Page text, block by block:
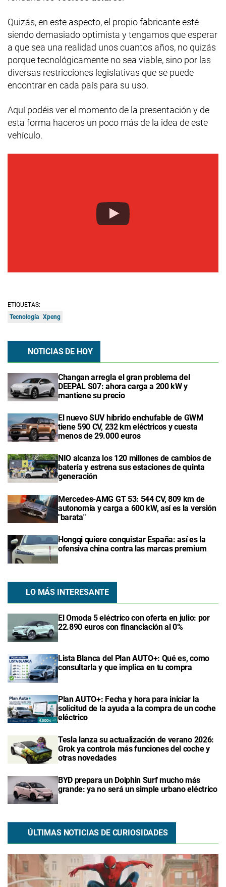
Quizás, en este aspecto, el propio fabricante esté
siendo demasiado optimista y tengamos que esperar
a que sea una realidad unos cuantos años, no quizás
porque tecnológicamente no sea viable, sino por las
diversas restricciones legislativas que se puede
encontrar en cada país para su uso.
Aquí podéis ver el momento de la presentación y de
esta forma haceros un poco más de la idea de este
vehículo.
ETIQUETAS:
Tecnología Xpeng
NOTICIAS DE HOY
Changan arregla el gran problema del
DEEPAL S07: ahora carga a 200 kW y
mantiene su precio
El nuevo SUV híbrido enchufable de GWM
tiene 590 CV, 232 km eléctricos y cuesta
menos de 29.000 euros
NIO alcanza los 120 millones de cambios de
batería y estrena sus estaciones de quinta
generación
Mercedes-AMG GT 53: 544 CV, 809 km de
autonomía y carga a 600 kW, así es la versión
"barata"
Hongqi quiere conquistar España: así es la
ofensiva china contra las marcas premium
LO MÁS INTERESANTE
El Omoda 5 eléctrico con oferta en julio: por
22.890 euros con financiación al 0%
Lista Blanca del Plan AUTO+: Qué es, como
consultarla y que implica en tu compra
Plan AUTO+: Fecha y hora para iniciar la
solicitud de la ayuda a la compra de un coche
eléctrico
Tesla lanza su actualización de verano 2026:
Grok ya controla más funciones del coche y
otras novedades
BYD prepara un Dolphin Surf mucho más
grande: ya no será un simple urbano eléctrico
ÚLTIMAS NOTICIAS DE CURIOSIDADES